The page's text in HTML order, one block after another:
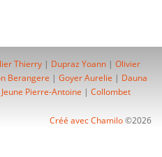
Thierry | Dupraz Yoann | Olivier
Berangere | Goyer Aurelie | Dauna
Jeune Pierre-Antoine | Collombet
Créé avec Chamilo©2026